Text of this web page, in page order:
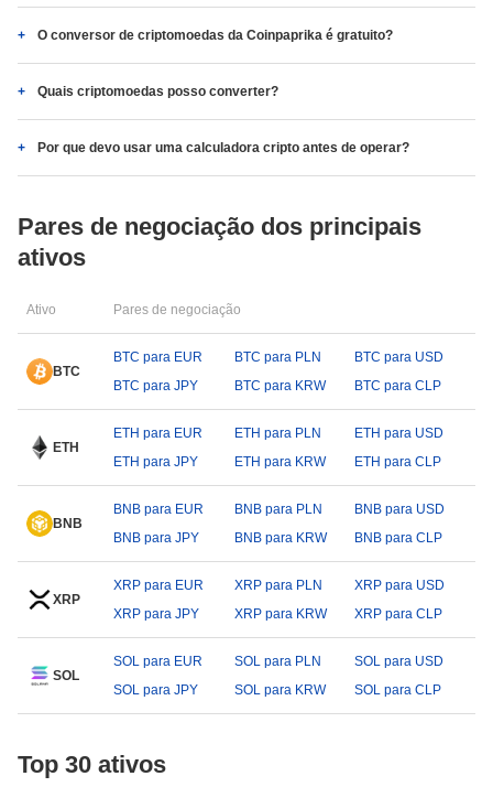
O conversor de criptomoedas da Coinpaprika é gratuito?
Quais criptomoedas posso converter?
Por que devo usar uma calculadora cripto antes de operar?
Pares de negociação dos principais
ativos
Ativo Pares de negociação
BTC
BTC para EUR BTC para PLN
BTC para USD
BTC para JPY
BTC para KRW BTC para CLP
ETH
ETH para EUR ETH para PLN
ETH para USD
ETH para JPY
ETH para KRW ETH para CLP
BNB
BNB para EUR BNB para PLN
BNB para USD
BNB para JPY
BNB para KRW BNB para CLP
XRP
XRP para EUR XRP para PLN
XRP para USD
XRP para JPY
XRP para KRW XRP para CLP
SOL
SOL para EUR SOL para PLN
SOL para USD
SOL para JPY
SOL para KRW SOL para CLP
Top 30 ativos